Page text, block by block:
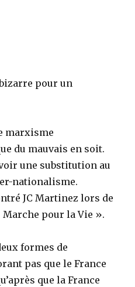
pour un
marxisme
du mauvais en soit.
une substitution au
nationalisme.
JC Martinez lors de
pour la Vie ».
formes de
pas que le France
que la France